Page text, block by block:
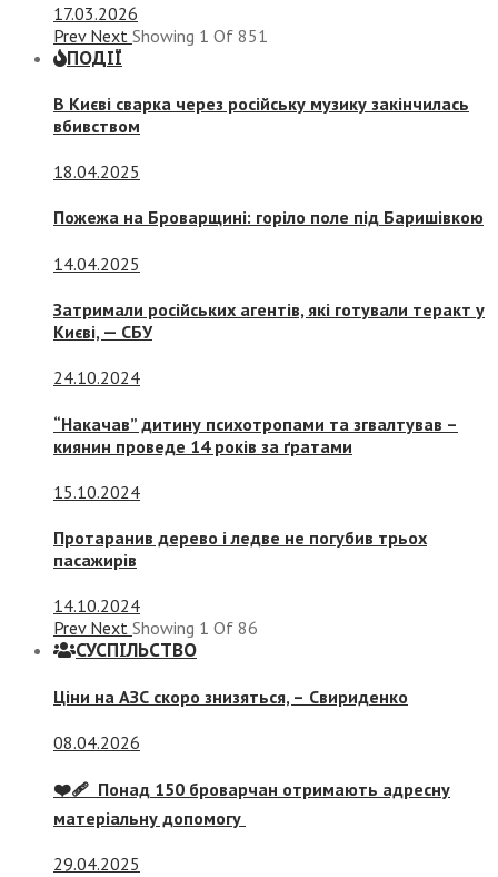
17.03.2026
Prev Next Showing 1 Of 851
ПОДІЇ
В Києві сварка через російську музику закінчилась
вбивством
18.04.2025
Пожежа на Броварщині: горіло поле під Баришівкою
14.04.2025
Затримали російських агентів, які готували теракт у
Києві, — СБУ
24.10.2024
“Накачав” дитину психотропами та згвалтував –
киянин проведе 14 років за ґратами
15.10.2024
Протаранив дерево і ледве не погубив трьох
пасажирів
14.10.2024
Prev Next Showing 1 Of 86
СУСПIЛЬСТВО
Ціни на АЗС скоро знизяться, – Свириденко
08.04.2026
❤️‍🩹 Понад 150 броварчан отримають адресну
матеріальну допомогу
29.04.2025